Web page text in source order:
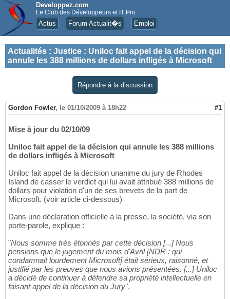
Developpez.com
Le Club des Développeurs et IT Pro
Actus Forum Actualit�s Emploi
Actualités : Justice : Uniloc fait appel de la décision qui
annule les 388 millions de dollars infligés à Microsoft
Répondre à la discussion
Gordon Fowler, le 01/10/2009 à 18h22 #1
Mise à jour du 02/10/09
Uniloc fait appel de la décision qui annule les 388 millions
de dollars infligés à Microsoft
Uniloc fait appel de la décision unanime du jury de Rhodes
Island de casser le verdict qui lui avait attribué 388 millions de
dollars pour violation d'un de ses brevets de la part de
Microsoft. (voir article ci-dessous)
Dans une déclaration officielle à la presse, la société, via son
porte-parole, explique :
"Nous somme très étonnés par cette décision [...] Nous
pensions que le jugement du mois d'Avril [NDR : qui
condamnait lourdement Microsoft] était sérieux, raisonné, et
justifié par les preuves que nous avions présentées. [...] Uniloc
a décidé de continuer à défendre sa propriété intellectuelle en
faisant appel de la décision du Jury".